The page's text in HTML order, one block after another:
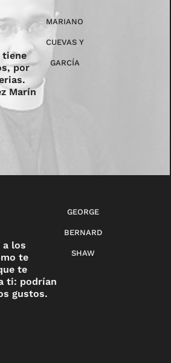
tiene
por
Marín
MARIANO
CUEVAS Y
GARCÍA
a los
te
te
ti: podrían
gustos.
GEORGE
BERNARD
SHAW